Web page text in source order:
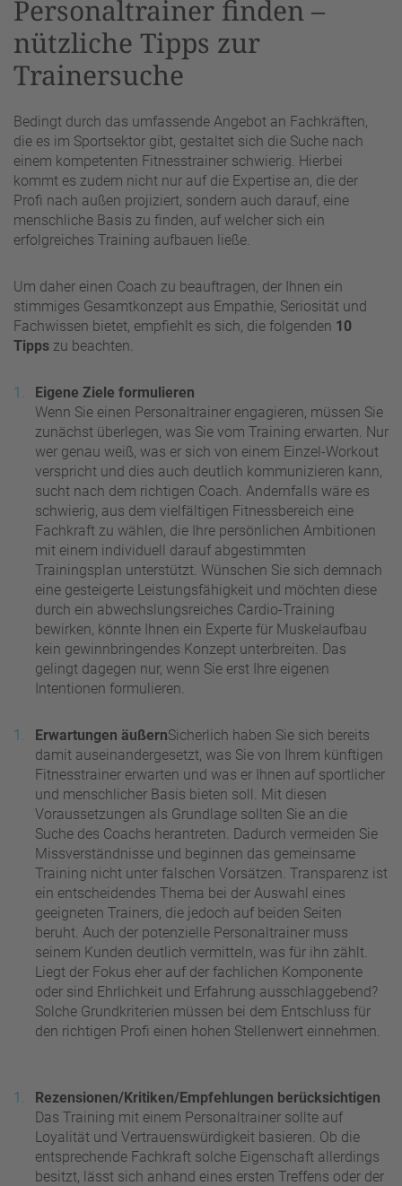
Personaltrainer finden –
nützliche Tipps zur
Trainersuche
Bedingt durch das umfassende Angebot an Fachkräften,
die es im Sportsektor gibt, gestaltet sich die Suche nach
einem kompetenten Fitnesstrainer schwierig. Hierbei
kommt es zudem nicht nur auf die Expertise an, die der
Profi nach außen projiziert, sondern auch darauf, eine
menschliche Basis zu finden, auf welcher sich ein
erfolgreiches Training aufbauen ließe.
Um daher einen Coach zu beauftragen, der Ihnen ein
stimmiges Gesamtkonzept aus Empathie, Seriosität und
Fachwissen bietet, empfiehlt es sich, die folgenden 10
Tipps zu beachten.
Eigene Ziele formulieren
Wenn Sie einen Personaltrainer engagieren, müssen Sie
zunächst überlegen, was Sie vom Training erwarten. Nur
wer genau weiß, was er sich von einem Einzel-Workout
verspricht und dies auch deutlich kommunizieren kann,
sucht nach dem richtigen Coach. Andernfalls wäre es
schwierig, aus dem vielfältigen Fitnessbereich eine
Fachkraft zu wählen, die Ihre persönlichen Ambitionen
mit einem individuell darauf abgestimmten
Trainingsplan unterstützt. Wünschen Sie sich demnach
eine gesteigerte Leistungsfähigkeit und möchten diese
durch ein abwechslungsreiches Cardio-Training
bewirken, könnte Ihnen ein Experte für Muskelaufbau
kein gewinnbringendes Konzept unterbreiten. Das
gelingt dagegen nur, wenn Sie erst Ihre eigenen
Intentionen formulieren.
Erwartungen äußernSicherlich haben Sie sich bereits
damit auseinandergesetzt, was Sie von Ihrem künftigen
Fitnesstrainer erwarten und was er Ihnen auf sportlicher
und menschlicher Basis bieten soll. Mit diesen
Voraussetzungen als Grundlage sollten Sie an die
Suche des Coachs herantreten. Dadurch vermeiden Sie
Missverständnisse und beginnen das gemeinsame
Training nicht unter falschen Vorsätzen. Transparenz ist
ein entscheidendes Thema bei der Auswahl eines
geeigneten Trainers, die jedoch auf beiden Seiten
beruht. Auch der potenzielle Personaltrainer muss
seinem Kunden deutlich vermitteln, was für ihn zählt.
Liegt der Fokus eher auf der fachlichen Komponente
oder sind Ehrlichkeit und Erfahrung ausschlaggebend?
Solche Grundkriterien müssen bei dem Entschluss für
den richtigen Profi einen hohen Stellenwert einnehmen.
Rezensionen/Kritiken/Empfehlungen berücksichtigen
Das Training mit einem Personaltrainer sollte auf
Loyalität und Vertrauenswürdigkeit basieren. Ob die
entsprechende Fachkraft solche Eigenschaft allerdings
besitzt, lässt sich anhand eines ersten Treffens oder der